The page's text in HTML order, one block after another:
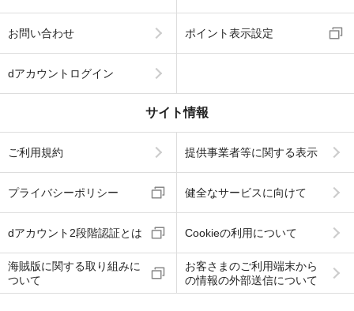
お問い合わせ ポイント表示設定
dアカウントログイン
サイト情報
ご利用規約 提供事業者等に関する表示
プライバシーポリシー 健全なサービスに向けて
dアカウント2段階認証とは Cookieの利用について
海賊版に関する取り組みに
ついて
お客さまのご利用端末から
の情報の外部送信について